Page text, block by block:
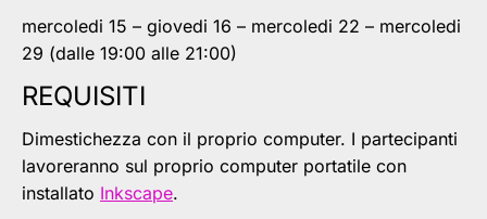
mercoledi 15 – giovedi 16 – mercoledi 22 – mercoledi
29 (dalle 19:00 alle 21:00)
REQUISITI
Dimestichezza con il proprio computer. I partecipanti
lavoreranno sul proprio computer portatile con
installato Inkscape.